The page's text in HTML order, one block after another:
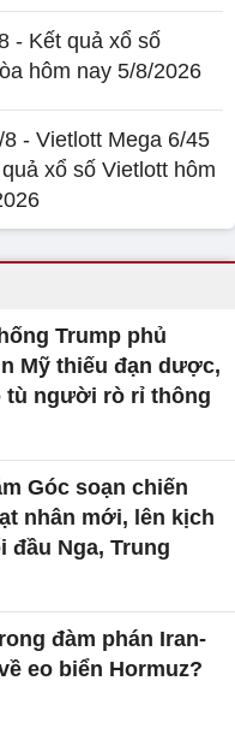
- Kết quả xổ số
hôm nay 5/8/2026
- Vietlott Mega 6/45
xổ số Vietlott hôm
Trump phủ
Mỹ thiếu đạn dược,
tù người rò rỉ thông
Góc soạn chiến
nhân mới, lên kịch
đầu Nga, Trung
đàm phán Iran-
eo biển Hormuz?